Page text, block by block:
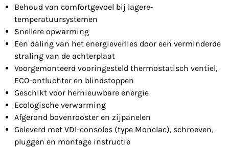
Behoud van comfortgevoel bij lagere-
temperatuursystemen
Snellere opwarming
Een daling van het energieverlies door een verminderde
straling van de achterplaat
Voorgemonteerd vooringesteld thermostatisch ventiel,
ECO-ontluchter en blindstoppen
Geschikt voor hernieuwbare energie
Ecologische verwarming
Afgerond bovenrooster en zijpanelen
Geleverd met VDI-consoles (type Monclac), schroeven,
pluggen en montage instructie